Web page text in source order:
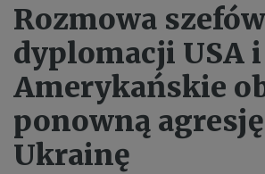
Rozmowa szefów
dyplomacji USA
Amerykańskie
ponowną
Ukrainę